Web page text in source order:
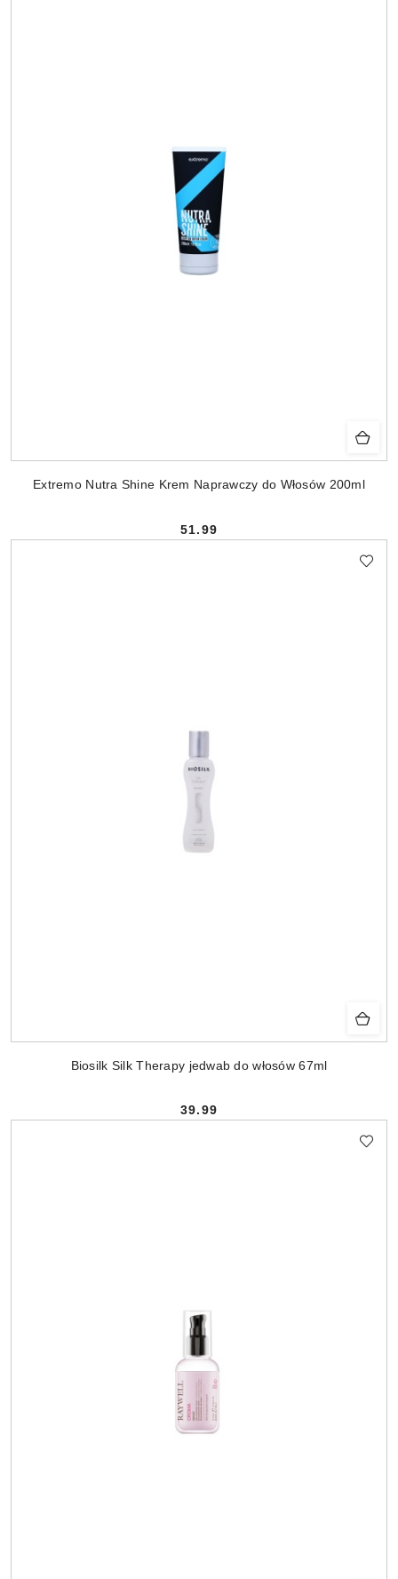
Extremo Nutra Shine Krem Naprawczy do Włosów 200ml
Cena:
51.99
Biosilk Silk Therapy jedwab do włosów 67ml
Cena:
39.99